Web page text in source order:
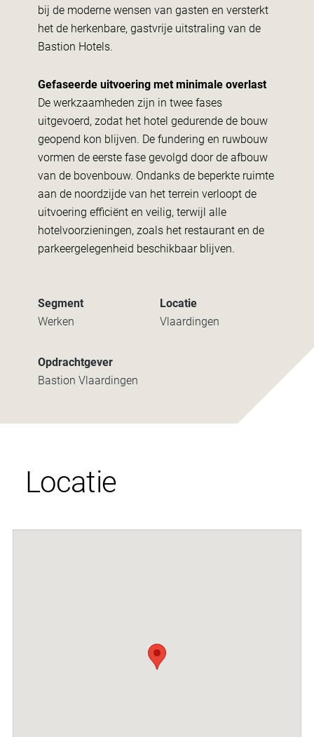
Segment
Werken
Locatie
Vlaardingen
Opdrachtgever
Bastion Vlaardingen
bij de moderne wensen van gasten en versterkt
het de herkenbare, gastvrije uitstraling van de
Bastion Hotels.
Gefaseerde uitvoering met minimale overlast
De werkzaamheden zijn in twee fases
uitgevoerd, zodat het hotel gedurende de bouw
geopend kon blijven. De fundering en ruwbouw
vormen de eerste fase gevolgd door de afbouw
van de bovenbouw. Ondanks de beperkte ruimte
aan de noordzijde van het terrein verloopt de
uitvoering efficiënt en veilig, terwijl alle
hotelvoorzieningen, zoals het restaurant en de
parkeergelegenheid beschikbaar blijven.
Locatie